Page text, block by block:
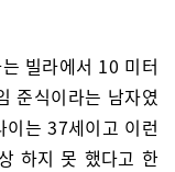
빌라에서 10 미터
준식이라는 남자였
는 37세이고 이런
하지 못 했다고 한